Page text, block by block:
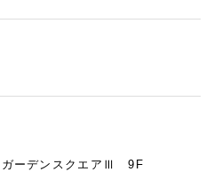
ーデンスクエアⅢ 9F